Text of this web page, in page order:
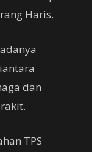
Haris.
dan
TPS